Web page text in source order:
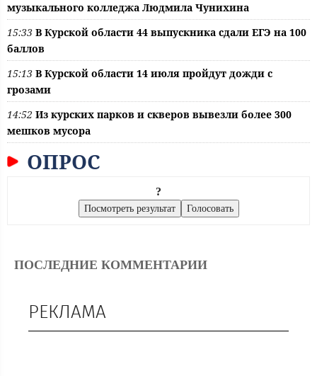
музыкального колледжа Людмила Чунихина
15:33 В Курской области 44 выпускника сдали ЕГЭ на 100
баллов
15:13 В Курской области 14 июля пройдут дожди с
грозами
14:52 Из курских парков и скверов вывезли более 300
мешков мусора
ОПРОС
?
ПОСЛЕДНИЕ КОММЕНТАРИИ
РЕКЛАМА